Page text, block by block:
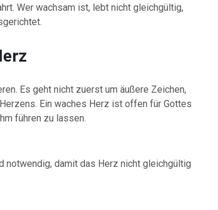
Wer wachsam ist, lebt nicht gleichgültig,
Es geht nicht zuerst um äußere Zeichen,
Ein waches Herz ist offen für Gottes
führen zu lassen.
notwendig, damit das Herz nicht gleichgültig